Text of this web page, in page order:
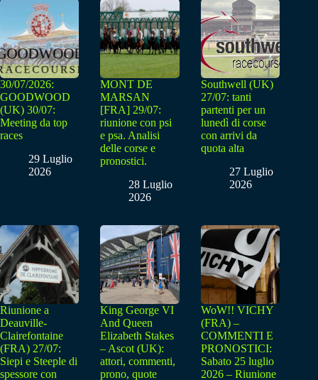
30/07/2026:
GOODWOOD
(UK) 30/07:
Meeting da top
races
29 Luglio
2026
MONT DE
MARSAN
[FRA] 29/07:
riunione con psi
e psa. Analisi
delle corse e
pronostici.
28 Luglio
2026
Southwell (UK)
27/07: tanti
partenti per un
lunedì di corse
con arrivi da
quota alta
27 Luglio
2026
Riunione a
Deauville-
Clairefontaine
(FRA) 27/07:
Siepi e Steeple di
spessore con
King George VI
And Queen
Elizabeth Stakes
– Ascot (UK):
attori, commenti,
prono, quote
WoW!! VICHY
(FRA) –
COMMENTI E
PRONOSTICI:
Sabato 25 luglio
2026 – Riunione